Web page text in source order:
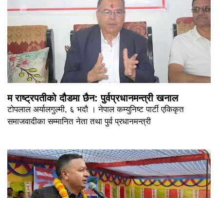
म राष्ट्रपतीको दौडमा छैन: पुर्वप्रधानमन्त्री खनाल
टोपलाल अर्यालगुल्मी, ६ भदौ । नेपाल कम्युनिष्ट पार्टी एकिकृत
समाजवादीका सम्मानित नेता तथा पुर्व प्रधानमन्त्री